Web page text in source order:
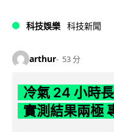
科技娛樂 科技新聞
arthur 53 分
冷氣 24 小時
實測結果兩極